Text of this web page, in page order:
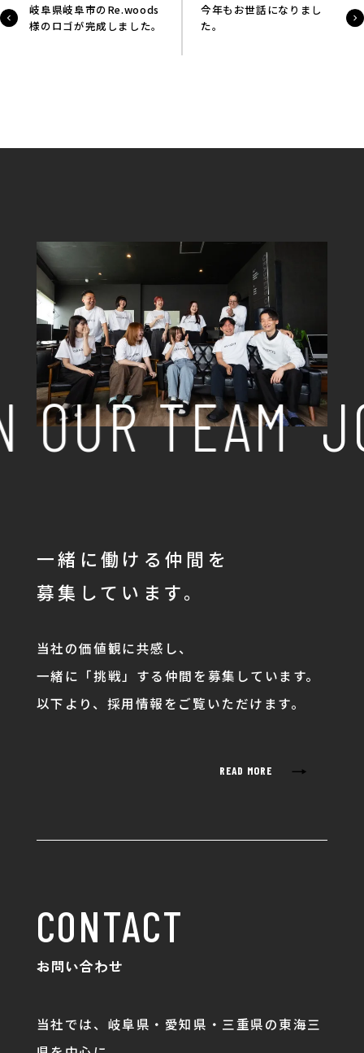
岐阜県岐阜市のRe.woods
様のロゴが完成しました。
今年もお世話になりまし
た。
TEAM
一緒に働ける仲間を
募集しています。
当社の価値観に共感し、
一緒に「挑戦」する仲間を募集しています。
以下より、採用情報をご覧いただけます。
READ MORE →
CONTACT
お問い合わせ
当社では、岐阜県・愛知県・三重県の東海三